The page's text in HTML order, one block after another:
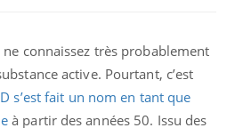
connaissez très probablement
active. Pourtant, c’est
s’est fait un nom en tant que
à partir des années 50. Issu des